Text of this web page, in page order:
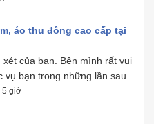
áo thu đông cao cấp tại
xét của bạn. Bên mình rất vui
vụ bạn trong những lần sau.
5 giờ